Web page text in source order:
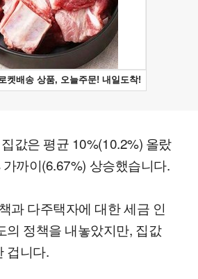
값은 평균 10%(10.2%) 올랐
까이(6.67%) 상승했습니다.
과 다주택자에 대한 세금 인
의 정책을 내놓았지만, 집값
겁니다.